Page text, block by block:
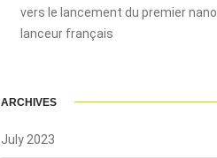
vers le lancement du premier nano
lanceur français
ARCHIVES
July 2023